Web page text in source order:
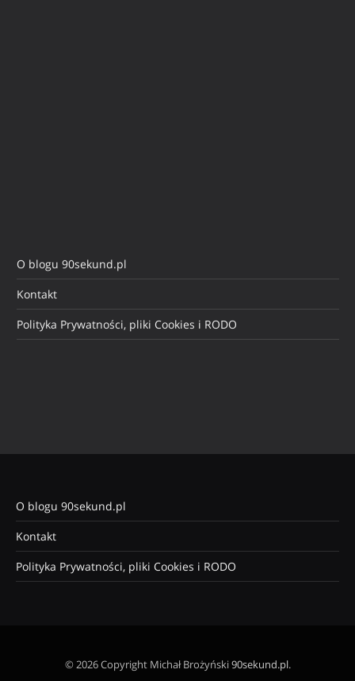
O blogu 90sekund.pl
Kontakt
Polityka Prywatności, pliki Cookies i RODO
O blogu 90sekund.pl
Kontakt
Polityka Prywatności, pliki Cookies i RODO
© 2026 Copyright Michał Brożyński90sekund.pl.